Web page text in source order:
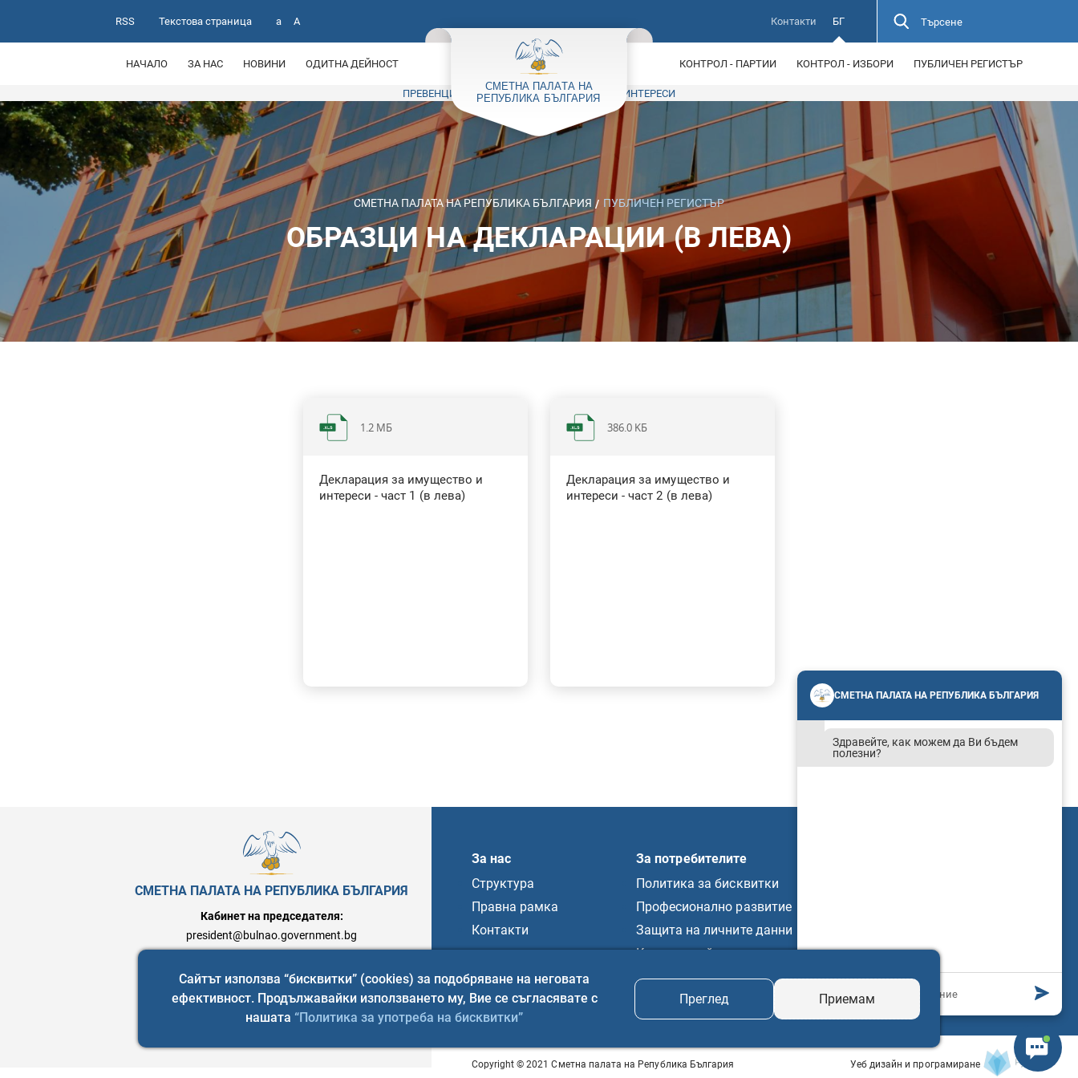
Сайтът използва “бисквитки” (cookies) за подобряване на неговата
ефективност. Продължавайки използването му, Вие се съгласявате с
нашата “Политика за употреба на бисквитки”
Преглед Приемам
RSS Текстова страница a A Контакти БГ Търсене
НАЧАЛО ЗА НАС НОВИНИ ОДИТНА ДЕЙНОСТ КОНТРОЛ - ПАРТИИ КОНТРОЛ - ИЗБОРИ ПУБЛИЧЕН РЕГИСТЪР
ПРЕВЕНЦИЯ НА КОРУПЦИЯТАКОНФЛИКТ НА ИНТЕРЕСИ
СМЕТНА ПАЛАТА НА РЕПУБЛИКА БЪЛГАРИЯ ПУБЛИЧЕН РЕГИСТЪР
ОБРАЗЦИ НА ДЕКЛАРАЦИИ (В ЛЕВА)
1.2 МБ
Декларация за имущество и
интереси - част 1 (в лева)
386.0 KБ
Декларация за имущество и
интереси - част 2 (в лева)
СМЕТНА ПАЛАТА НА РЕПУБЛИКА БЪЛГАРИЯ
Кабинет на председателя:
president@bulnao.government.bg
press@bulnao.government.bg
За нас
Структура
Правна рамка
Контакти
За потребителите
Политика за бисквитки
Професионално развитие
Защита на личните данни
Карта на сайта
Copyright © 2021 Сметна палата на Република България Уеб дизайн и програмиране
СМЕТНА ПАЛАТА НА РЕПУБЛИКА БЪЛГАРИЯ
Здравейте, как можем да Ви бъдем
полезни?